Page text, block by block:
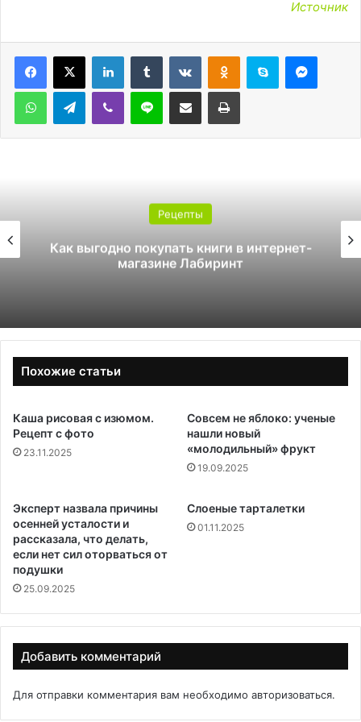
Источник
LinkedInTumblr ВконтактеОдноклассники
Skype
WhatsAppTelegramViber Line Поделиться через электронную почту Печатать
Как стать инструктором по
Похожие статьи
Каша рисовая с изюмом.
Рецепт с фото
23.11.2025
Совсем не яблоко: ученые
нашли новый
«молодильный» фрукт
19.09.2025
Эксперт назвала причины
осенней усталости и
рассказала, что делать,
если нет сил оторваться от
подушки
25.09.2025
Слоеные тарталетки
01.11.2025
Добавить комментарий
Для отправки комментария вам необходимо авторизоваться.